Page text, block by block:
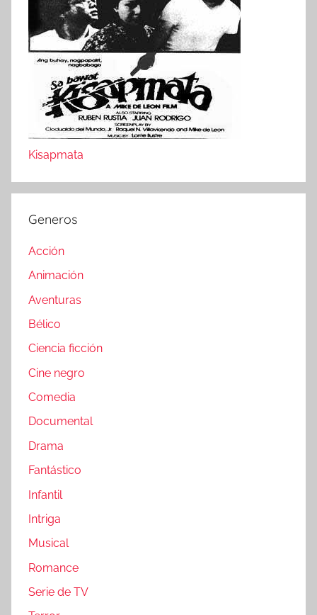
Kisapmata
Generos
Acción
Animación
Aventuras
Bélico
Ciencia ficción
Cine negro
Comedia
Documental
Drama
Fantástico
Infantil
Intriga
Musical
Romance
Serie de TV